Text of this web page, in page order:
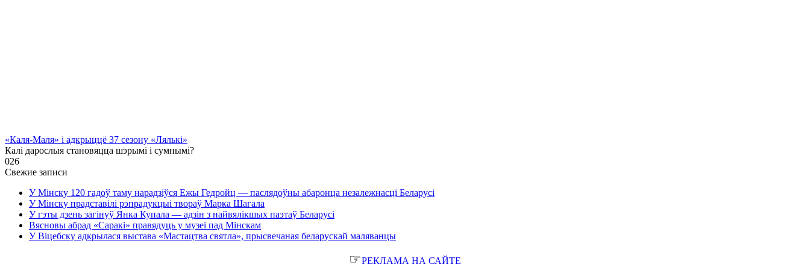
«Каля-Маля» і адкрыццё 37 сезону «Лялькі»
Калі дарослыя становяцца шэрымі і сумнымі?
026
Свежие записи
У Мінску 120 гадоў таму нарадзіўся Ежы Гедройц — паслядоўны абаронца незалежнасці Беларусі
У Мінску прадставілі рэпрадукцыі твораў Марка Шагала
У гэты дзень загінуў Янка Купала — адзін з найвялікшых паэтаў Беларусі
Вясновы абрад «Саракі» правядуць у музеі пад Мінскам
У Віцебску адкрылася выстава «Мастацтва святла», прысвечаная беларускай маляванцы
☞РЕКЛАМА НА САЙТЕ